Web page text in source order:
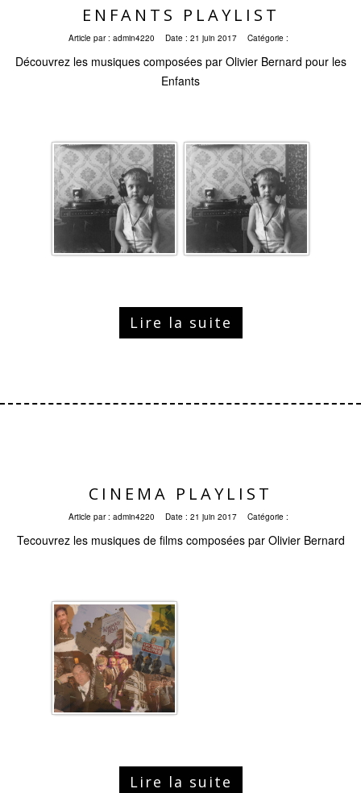
ENFANTS PLAYLIST
Article par : admin4220 Date : 21 juin 2017 Catégorie :
Découvrez les musiques composées par Olivier Bernard pour les
Enfants
Lire la suite
CINEMA PLAYLIST
Article par : admin4220 Date : 21 juin 2017 Catégorie :
Tecouvrez les musiques de films composées par Olivier Bernard
Lire la suite